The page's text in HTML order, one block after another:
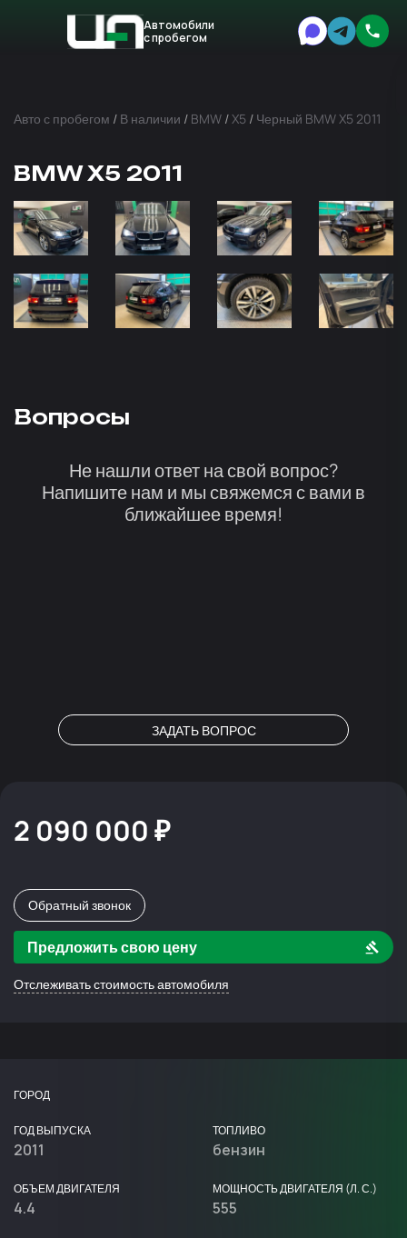
Автомобили
с пробегом
Авто с пробегом / В наличии / BMW /X5 / Черный BMW X5 2011
BMW X5 2011
Вопросы
Не нашли ответ на свой вопрос?
Напишите нам и мы свяжемся с вами в
ближайшее время!
ЗАДАТЬ ВОПРОС
2 090 000 ₽
Обратный звонок
Предложить свою цену
Отслеживать стоимость автомобиля
ГОРОД
ГОД ВЫПУСКА
2011
ТОПЛИВО
бензин
ОБЪЕМ ДВИГАТЕЛЯ
4.4
МОЩНОСТЬ ДВИГАТЕЛЯ (Л. С.)
555